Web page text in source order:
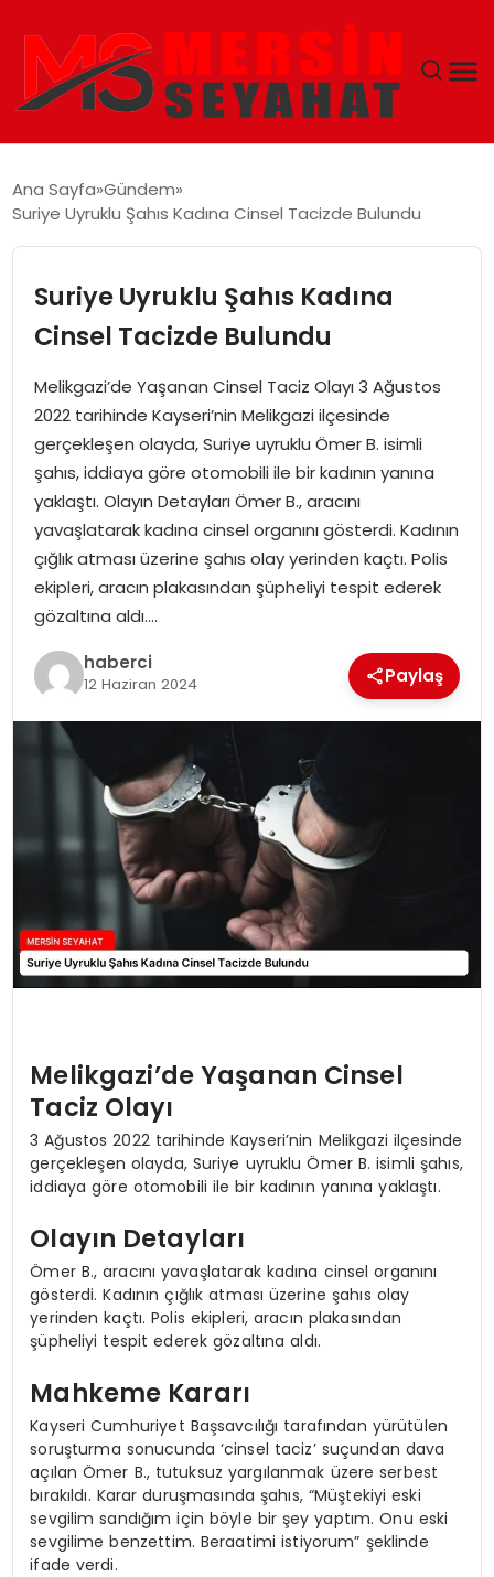
EKONOMI
EĞITIM
TEKNOLOJI
GÜNCEL
Ana Sayfa Gündem
Suriye Uyruklu Şahıs Kadına Cinsel Tacizde Bulundu
Suriye Uyruklu Şahıs Kadına
Cinsel Tacizde Bulundu
Melikgazi’de Yaşanan Cinsel Taciz Olayı 3 Ağustos
2022 tarihinde Kayseri’nin Melikgazi ilçesinde
gerçekleşen olayda, Suriye uyruklu Ömer B. isimli
şahıs, iddiaya göre otomobili ile bir kadının yanına
yaklaştı. Olayın Detayları Ömer B., aracını
yavaşlatarak kadına cinsel organını gösterdi. Kadının
çığlık atması üzerine şahıs olay yerinden kaçtı. Polis
ekipleri, aracın plakasından şüpheliyi tespit ederek
gözaltına aldı….
haberci
12 Haziran 2024 Paylaş
Melikgazi’de Yaşanan Cinsel
Taciz Olayı
3 Ağustos 2022 tarihinde Kayseri’nin Melikgazi ilçesinde
gerçekleşen olayda, Suriye uyruklu Ömer B. isimli şahıs,
iddiaya göre otomobili ile bir kadının yanına yaklaştı.
Olayın Detayları
Ömer B., aracını yavaşlatarak kadına cinsel organını
gösterdi. Kadının çığlık atması üzerine şahıs olay
yerinden kaçtı. Polis ekipleri, aracın plakasından
şüpheliyi tespit ederek gözaltına aldı.
Mahkeme Kararı
Kayseri Cumhuriyet Başsavcılığı tarafından yürütülen
soruşturma sonucunda ‘cinsel taciz’ suçundan dava
açılan Ömer B., tutuksuz yargılanmak üzere serbest
bırakıldı. Karar duruşmasında şahıs, “Müştekiyi eski
sevgilim sandığım için böyle bir şey yaptım. Onu eski
sevgilime benzettim. Beraatimi istiyorum” şeklinde
ifade verdi.